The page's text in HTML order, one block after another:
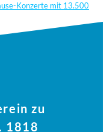
Konzerte mit 13.500
zu
1818